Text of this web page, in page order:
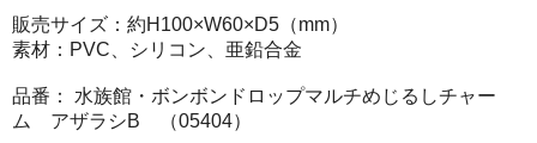
販売サイズ：約H100×W60×D5（mm）
素材：PVC、シリコン、亜鉛合金
品番： 水族館・ボンボンドロップマルチめじるしチャー
ム アザラシB （05404）